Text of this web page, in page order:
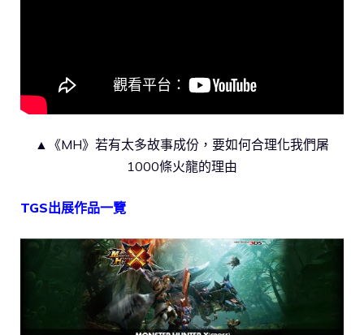
▲《MH》若有太多故事成份，要如何合理化我們屠
1000條火龍的理由
TGS出展作品一覽